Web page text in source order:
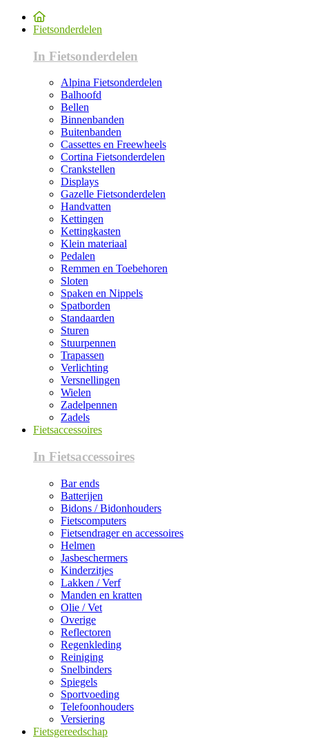
Fietsonderdelen
In Fietsonderdelen
Alpina Fietsonderdelen
Balhoofd
Bellen
Binnenbanden
Buitenbanden
Cassettes en Freewheels
Cortina Fietsonderdelen
Crankstellen
Displays
Gazelle Fietsonderdelen
Handvatten
Kettingen
Kettingkasten
Klein materiaal
Pedalen
Remmen en Toebehoren
Sloten
Spaken en Nippels
Spatborden
Standaarden
Sturen
Stuurpennen
Trapassen
Verlichting
Versnellingen
Wielen
Zadelpennen
Zadels
Fietsaccessoires
In Fietsaccessoires
Bar ends
Batterijen
Bidons / Bidonhouders
Fietscomputers
Fietsendrager en accessoires
Helmen
Jasbeschermers
Kinderzitjes
Lakken / Verf
Manden en kratten
Olie / Vet
Overige
Reflectoren
Regenkleding
Reiniging
Snelbinders
Spiegels
Sportvoeding
Telefoonhouders
Versiering
Fietsgereedschap